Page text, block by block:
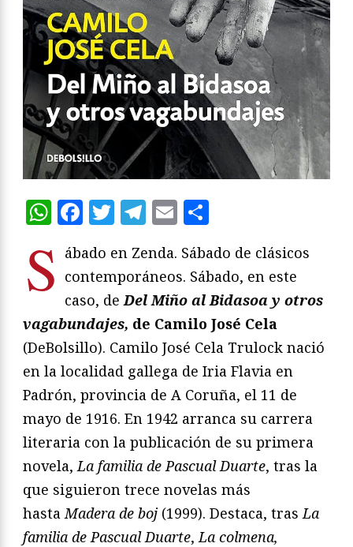
WhatsApp
Facebook
Twitter
Telegram
Email
S ábado en Zenda. Sábado de clásicos
contemporáneos. Sábado, en este
caso, deDel Miño al Bidasoa y otros
vagabundajes, de Camilo José Cela
(DeBolsillo). Camilo José Cela Trulock nació
en la localidad gallega de Iria Flavia en
Padrón, provincia de A Coruña, el 11 de
mayo de 1916. En 1942 arranca su carrera
literaria con la publicación de su primera
novela,La familia de Pascual Duarte, tras la
que siguieron trece novelas más
hastaMadera de boj (1999). Destaca, trasLa
familia de Pascual Duarte,La colmena,